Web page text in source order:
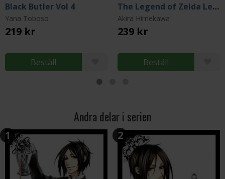
Black Butler Vol 4
Yana Toboso
219 kr
Beställ
The Legend of Zelda Legendary Edition Vol 3: Majora's Mask, A Link to the Past
Akira Himekawa
239 kr
Beställ
Andra delar i serien
1 2